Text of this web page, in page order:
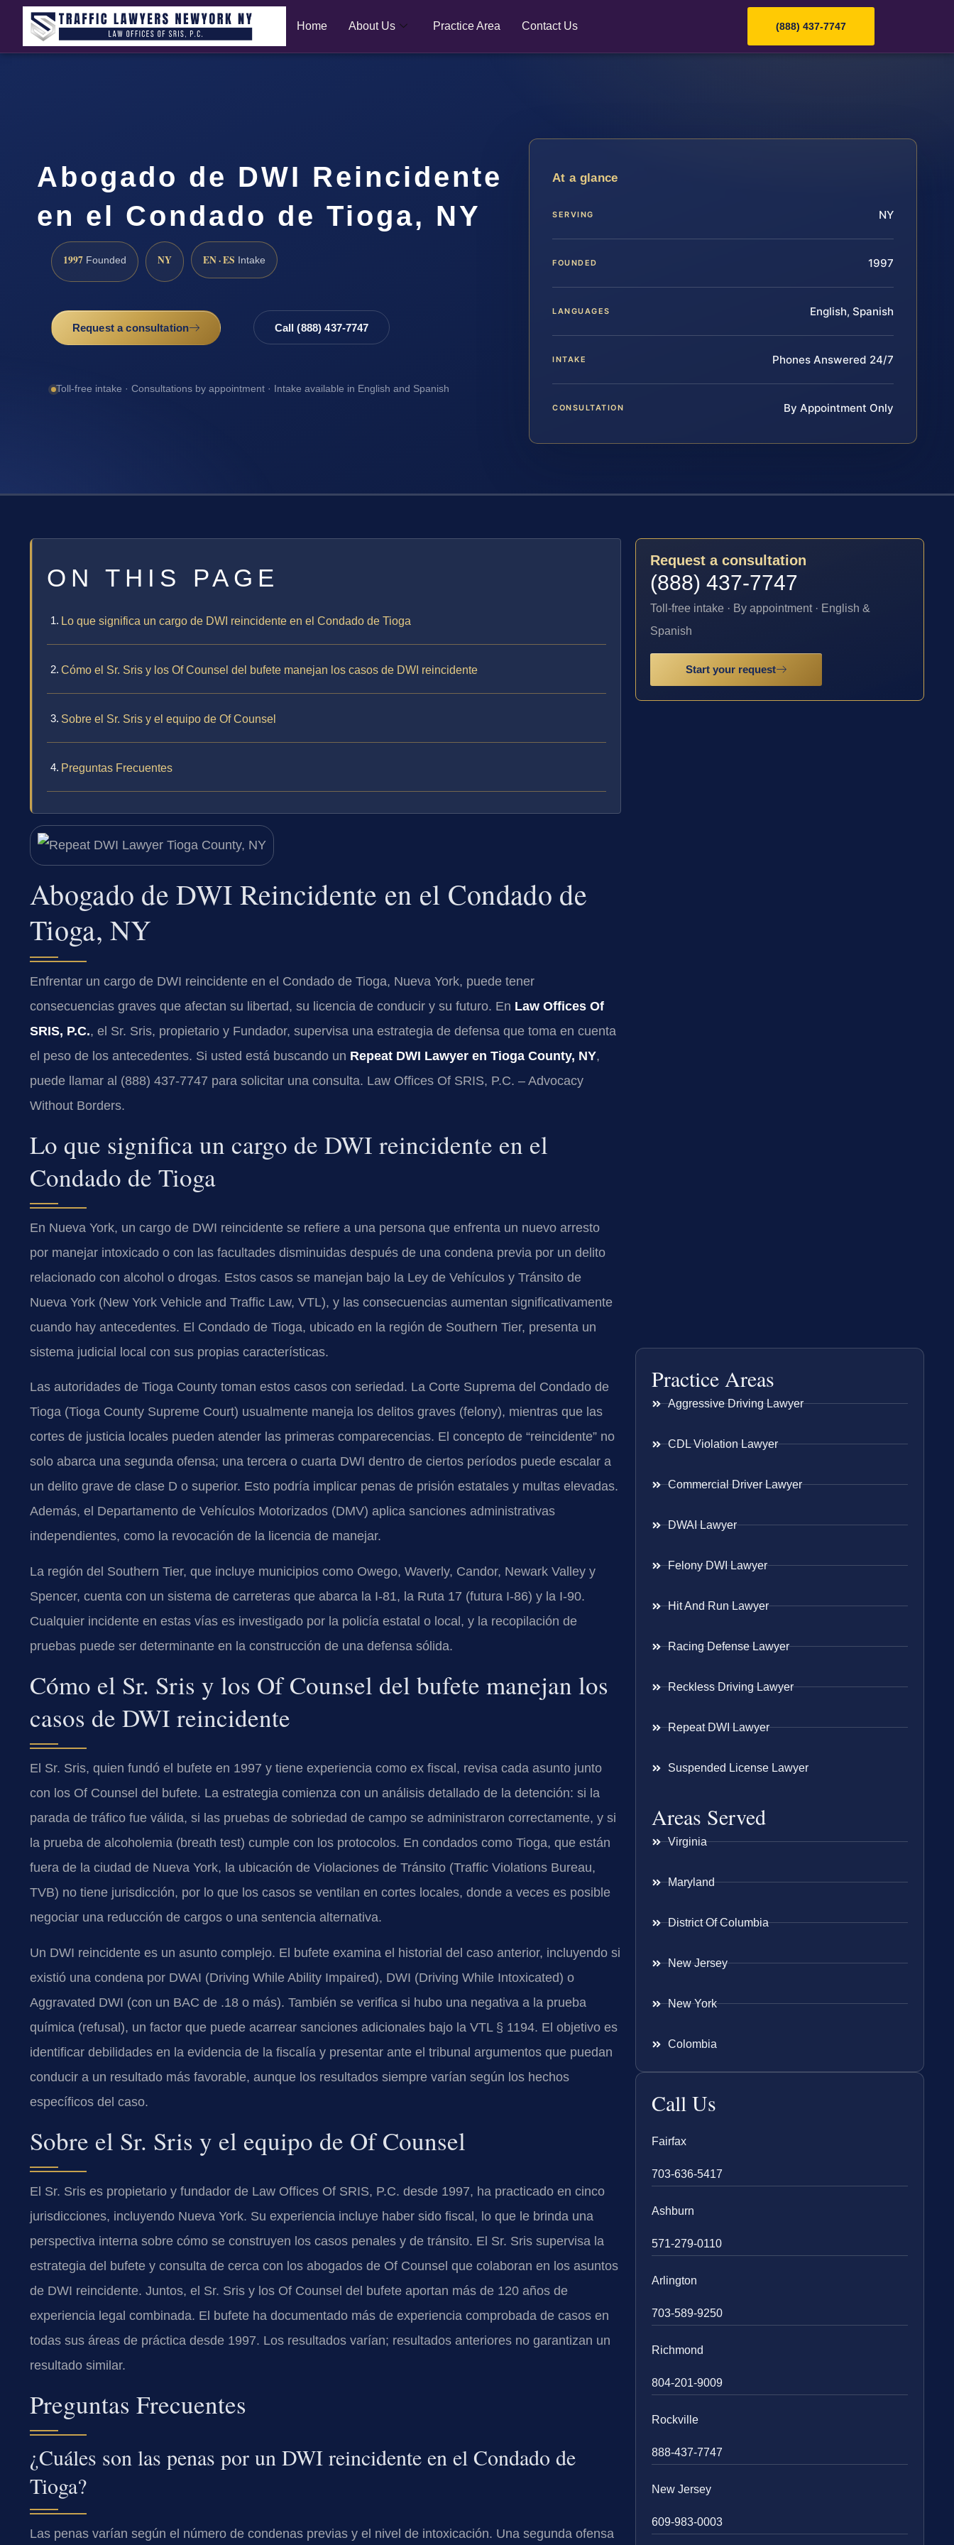
Home About Us Practice Area Contact Us (888) 437-7747
Abogado de DWI Reincidente
en el Condado de Tioga, NY
1997 Founded NY EN · ES Intake
Request a consultation Call (888) 437-7747
Toll-free intake · Consultations by appointment · Intake available in English and Spanish
At a glance
SERVING NY
FOUNDED 1997
LANGUAGES English, Spanish
INTAKE Phones Answered 24/7
CONSULTATION By Appointment Only
ON THIS PAGE
Lo que significa un cargo de DWI reincidente en el Condado de Tioga
Cómo el Sr. Sris y los Of Counsel del bufete manejan los casos de DWI reincidente
Sobre el Sr. Sris y el equipo de Of Counsel
Preguntas Frecuentes
Abogado de DWI Reincidente en el Condado de
Tioga, NY
Enfrentar un cargo de DWI reincidente en el Condado de Tioga, Nueva York, puede tener
consecuencias graves que afectan su libertad, su licencia de conducir y su futuro. En Law Offices Of
SRIS, P.C., el Sr. Sris, propietario y Fundador, supervisa una estrategia de defensa que toma en cuenta
el peso de los antecedentes. Si usted está buscando un Repeat DWI Lawyer en Tioga County, NY,
puede llamar al (888) 437-7747 para solicitar una consulta. Law Offices Of SRIS, P.C. – Advocacy
Without Borders.
Lo que significa un cargo de DWI reincidente en el
Condado de Tioga
En Nueva York, un cargo de DWI reincidente se refiere a una persona que enfrenta un nuevo arresto
por manejar intoxicado o con las facultades disminuidas después de una condena previa por un delito
relacionado con alcohol o drogas. Estos casos se manejan bajo la Ley de Vehículos y Tránsito de
Nueva York (New York Vehicle and Traffic Law, VTL), y las consecuencias aumentan significativamente
cuando hay antecedentes. El Condado de Tioga, ubicado en la región de Southern Tier, presenta un
sistema judicial local con sus propias características.
Las autoridades de Tioga County toman estos casos con seriedad. La Corte Suprema del Condado de
Tioga (Tioga County Supreme Court) usualmente maneja los delitos graves (felony), mientras que las
cortes de justicia locales pueden atender las primeras comparecencias. El concepto de “reincidente” no
solo abarca una segunda ofensa; una tercera o cuarta DWI dentro de ciertos períodos puede escalar a
un delito grave de clase D o superior. Esto podría implicar penas de prisión estatales y multas elevadas.
Además, el Departamento de Vehículos Motorizados (DMV) aplica sanciones administrativas
independientes, como la revocación de la licencia de manejar.
La región del Southern Tier, que incluye municipios como Owego, Waverly, Candor, Newark Valley y
Spencer, cuenta con un sistema de carreteras que abarca la I-81, la Ruta 17 (futura I-86) y la I-90.
Cualquier incidente en estas vías es investigado por la policía estatal o local, y la recopilación de
pruebas puede ser determinante en la construcción de una defensa sólida.
Cómo el Sr. Sris y los Of Counsel del bufete manejan los
casos de DWI reincidente
El Sr. Sris, quien fundó el bufete en 1997 y tiene experiencia como ex fiscal, revisa cada asunto junto
con los Of Counsel del bufete. La estrategia comienza con un análisis detallado de la detención: si la
parada de tráfico fue válida, si las pruebas de sobriedad de campo se administraron correctamente, y si
la prueba de alcoholemia (breath test) cumple con los protocolos. En condados como Tioga, que están
fuera de la ciudad de Nueva York, la ubicación de Violaciones de Tránsito (Traffic Violations Bureau,
TVB) no tiene jurisdicción, por lo que los casos se ventilan en cortes locales, donde a veces es posible
negociar una reducción de cargos o una sentencia alternativa.
Un DWI reincidente es un asunto complejo. El bufete examina el historial del caso anterior, incluyendo si
existió una condena por DWAI (Driving While Ability Impaired), DWI (Driving While Intoxicated) o
Aggravated DWI (con un BAC de .18 o más). También se verifica si hubo una negativa a la prueba
química (refusal), un factor que puede acarrear sanciones adicionales bajo la VTL § 1194. El objetivo es
identificar debilidades en la evidencia de la fiscalía y presentar ante el tribunal argumentos que puedan
conducir a un resultado más favorable, aunque los resultados siempre varían según los hechos
específicos del caso.
Sobre el Sr. Sris y el equipo de Of Counsel
El Sr. Sris es propietario y fundador de Law Offices Of SRIS, P.C. desde 1997, ha practicado en cinco
jurisdicciones, incluyendo Nueva York. Su experiencia incluye haber sido fiscal, lo que le brinda una
perspectiva interna sobre cómo se construyen los casos penales y de tránsito. El Sr. Sris supervisa la
estrategia del bufete y consulta de cerca con los abogados de Of Counsel que colaboran en los asuntos
de DWI reincidente. Juntos, el Sr. Sris y los Of Counsel del bufete aportan más de 120 años de
experiencia legal combinada. El bufete ha documentado más de experiencia comprobada de casos en
todas sus áreas de práctica desde 1997. Los resultados varían; resultados anteriores no garantizan un
resultado similar.
Preguntas Frecuentes
¿Cuáles son las penas por un DWI reincidente en el Condado de
Tioga?
Las penas varían según el número de condenas previas y el nivel de intoxicación. Una segunda ofensa
Request a consultation
(888) 437-7747
Toll-free intake · By appointment · English &
Spanish
Start your request
Practice Areas
Aggressive Driving Lawyer
CDL Violation Lawyer
Commercial Driver Lawyer
DWAI Lawyer
Felony DWI Lawyer
Hit And Run Lawyer
Racing Defense Lawyer
Reckless Driving Lawyer
Repeat DWI Lawyer
Suspended License Lawyer
Areas Served
Virginia
Maryland
District Of Columbia
New Jersey
New York
Colombia
Call Us
Fairfax
703-636-5417
Ashburn
571-279-0110
Arlington
703-589-9250
Richmond
804-201-9009
Rockville
888-437-7747
New Jersey
609-983-0003